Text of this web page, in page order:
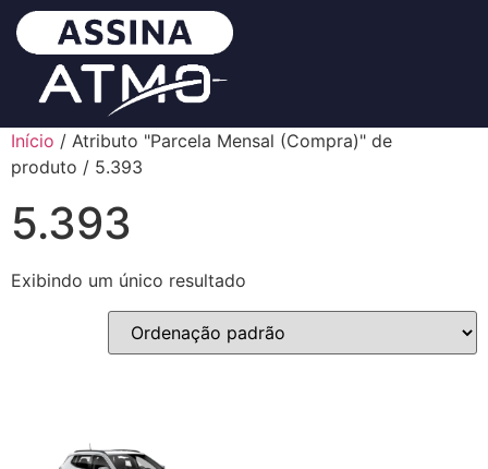
Início / Atributo "Parcela Mensal (Compra)" de
produto / 5.393
5.393
Exibindo um único resultado